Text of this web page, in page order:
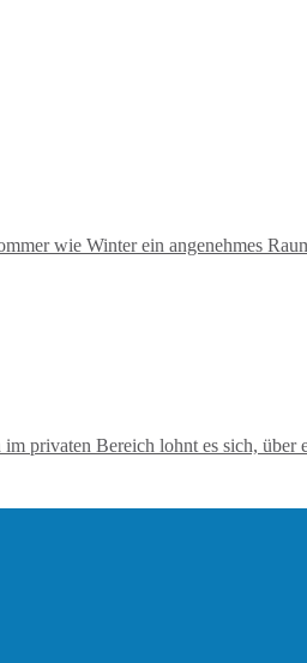
wie Winter ein angenehmes
privaten Bereich lohnt es sich, über